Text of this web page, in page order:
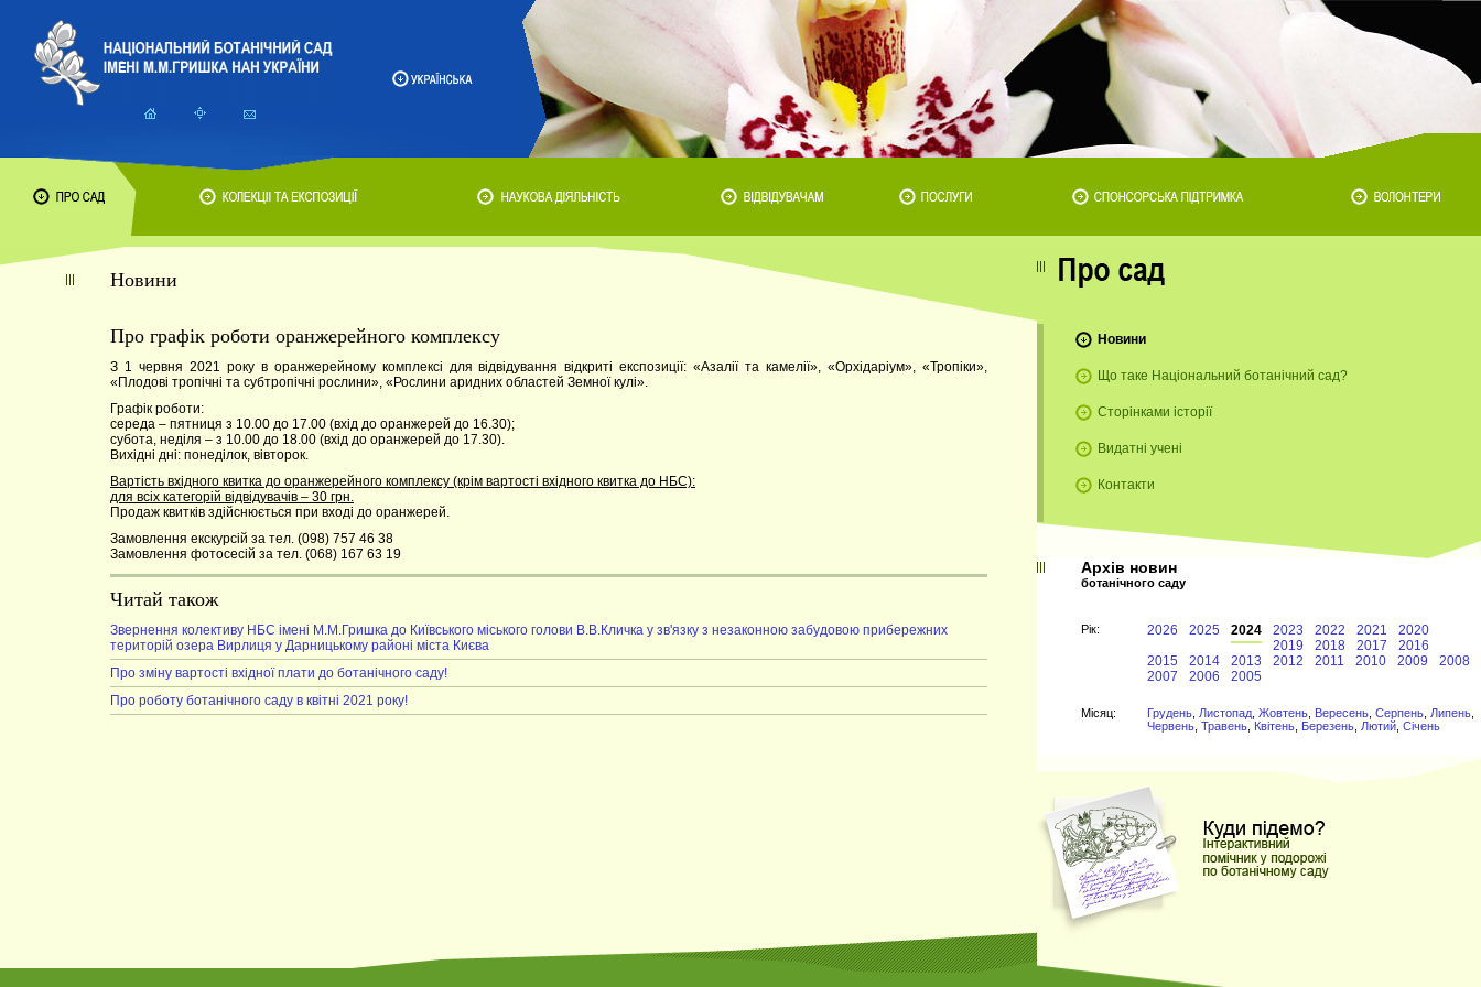
Новини
Про графік роботи оранжерейного комплексу
З 1 червня 2021 року в оранжерейному комплексі для відвідування відкриті експозиції: «Азалії та камелії», «Орхідаріум», «Тропіки»,
«Плодові тропічні та субтропічні рослини», «Рослини аридних областей Земної кулі».
Графік роботи:
середа – пятниця з 10.00 до 17.00 (вхід до оранжерей до 16.30);
субота, неділя – з 10.00 до 18.00 (вхід до оранжерей до 17.30).
Вихідні дні: понеділок, вівторок.
Вартість вхідного квитка до оранжерейного комплексу (крім вартості вхідного квитка до НБС):
для всіх категорій відвідувачів – 30 грн.
Продаж квитків здійснюється при вході до оранжерей.
Замовлення екскурсій за тел. (098) 757 46 38
Замовлення фотосесій за тел. (068) 167 63 19
Читай також
Звернення колективу НБС імені М.М.Гришка до Київського міського голови В.В.Кличка у зв'язку з незаконною забудовою прибережних
територій озера Вирлиця у Дарницькому районі міста Києва
Про зміну вартості вхідної плати до ботанічного саду!
Про роботу ботанічного саду в квітні 2021 року!
Новини
Що таке Національний ботанічний сад?
Сторінками історії
Видатні учені
Контакти
Архів новин
ботанічного саду
Рiк: 2026 2025 2024 2023 2022 2021
2020
2019
2018 2017
2016
2015
2014 2013 2012 2011 2010 2009
2008
2007
2006 2005
Мiсяц: Грудень Листопад Жовтень Вересень Серпень Липень
Червень Травень Квітень Березень Лютий Січень